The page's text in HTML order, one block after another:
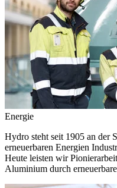
Energie
Hydro steht seit 1905 an der
erneuerbaren Energien
Heute leisten wir
Aluminium durch